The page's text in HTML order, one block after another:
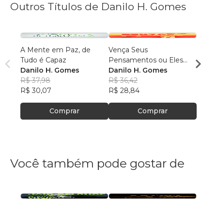
Outros Títulos de Danilo H. Gomes
A Mente em Paz, de
Tudo é Capaz
Danilo H. Gomes
R$ 37,98
R$ 30,07
Comprar
Vença Seus
Pensamentos ou Eles
Vencerão Você
Danilo H. Gomes
R$ 36,42
R$ 28,84
Comprar
Você
Você também pode gostar de